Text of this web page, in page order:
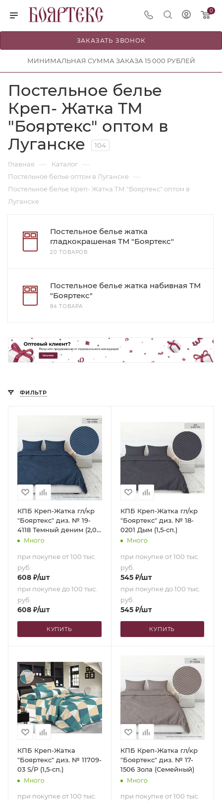
0
ЗАКАЗАТЬ ЗВОНОК
МИНИМАЛЬНАЯ СУММА ЗАКАЗА 15 000 РУБЛЕЙ
Постельное белье
Креп- Жатка ТМ
"Бояртекс" оптом в
Луганске
104
Главная — Каталог —
Постельное белье оптом в Луганске —
Постельное белье Креп- Жатка ТМ "Бояртекс" оптом в
Луганске
Постельное белье жатка
гладкокрашеная ТМ "Бояртекс"
20 ТОВАРОВ
Постельное белье жатка набивная ТМ
"Бояртекс"
84 ТОВАРА
ФИЛЬТР
КПБ Креп-Жатка гл/кр
"Бояртекс" диз. № 19-
4118 Темный деним (2,0-
сп. с европростыней)
Много
при покупке от 100 тыс.
руб.
608 ₽/шт
при покупке до 100 тыс.
руб.
608 ₽/шт
КУПИТЬ
КПБ Креп-Жатка гл/кр
"Бояртекс" диз. № 18-
0201 Дым (1,5-сп.)
Много
при покупке от 100 тыс.
руб.
545₽/шт
при покупке до 100 тыс.
руб.
545₽/шт
КУПИТЬ
КПБ Креп-Жатка
"Бояртекс" диз. № 11709-
03 S/P (1,5-сп.)
Много
при покупке от 100 тыс.
КПБ Креп-Жатка гл/кр
"Бояртекс" диз. № 17-
1506 Зола (Семейный)
Много
при покупке от 100 тыс.